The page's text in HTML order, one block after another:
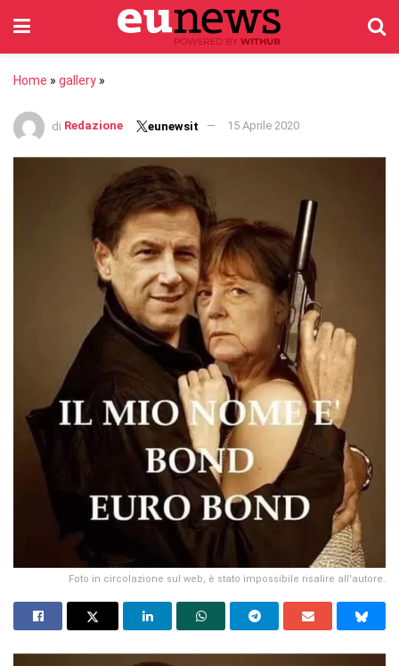
Home » gallery »
di Redazione eunewsit 15 Aprile 2020
Foto in circolazione sul web, è stato impossibile risalire all'autore.